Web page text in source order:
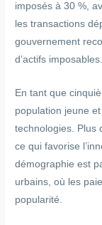
imposés à 30 %,
les transactions
gouvernement
d’actifs imposables.
En tant que
population jeune
technologies. Plus
ce qui favorise
démographie est
urbains, où les
popularité.